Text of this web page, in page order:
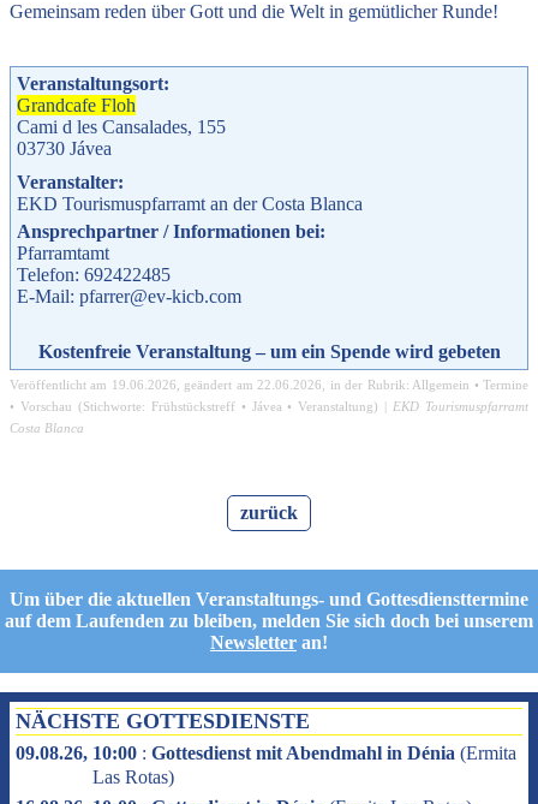
Gemeinsam reden über Gott und die Welt in gemütlicher Runde!
Veranstaltungsort:
Grandcafe Floh
Cami d les Cansalades, 155
03730 Jávea
Veranstalter:
EKD Tourismuspfarramt an der Costa Blanca
Ansprechpartner / Informationen bei:
Pfarramtamt
Telefon: 692422485
E-Mail: pfarrer@ev-kicb.com
Kostenfreie Veranstaltung – um ein Spende wird gebeten
Veröffentlicht am 19.06.2026 , geändert am 22.06.2026 , in der Rubrik: Allgemein •Termine
• Vorschau (Stichworte: Frühstückstreff• Jávea • Veranstaltung) | EKD Tourismuspfarramt
Costa Blanca
zurück
Um über die aktuellen Veranstaltungs- und Gottesdiensttermine
auf dem Laufenden zu bleiben, melden Sie sich doch bei unserem
Newsletter an!
NÄCHSTE GOTTESDIENSTE
09.08.26, 10:00 : Gottesdienst mit Abendmahl in Dénia (Ermita
Las Rotas)